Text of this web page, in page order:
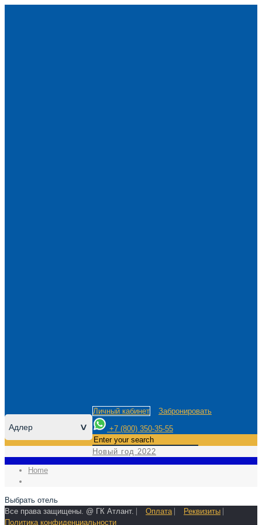
Адлер >
Личный кабинет
Забронировать
+7 (800) 350-35-55
Новый год 2022
Home
Выбрать отель
Все права защищены. @ ГК Атлант. ⎸ Оплата⎸ Реквизиты
Политика конфиденциальности